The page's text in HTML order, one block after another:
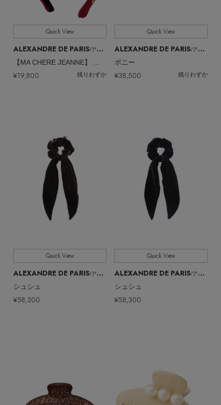
Quick View
ALEXANDRE DE PARIS/アレクサンドル ドゥ パリ
¥19,800 残りわずか
Quick View
ALEXANDRE DE PARIS/アレクサンドル ドゥ パリ
ポニー
¥38,500 残りわずか
Quick View
ALEXANDRE DE PARIS/アレクサンドル ドゥ パリ
シュシュ
¥58,300
Quick View
ALEXANDRE DE PARIS/アレクサンドル ドゥ パリ
シュシュ
¥58,300